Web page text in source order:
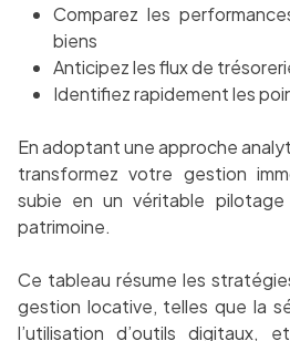
Comparez les
biens
Anticipez les flux de
Identifiez rapidement les
En adoptant une approche
transformez votre gestion
subie en un véritable
patrimoine.
Ce tableau résume les
gestion locative, telles que la
l’utilisation d’outils digitaux,